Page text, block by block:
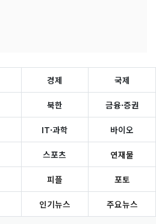
경제 국제
북한 금융·증권
IT·과학 바이오
스포츠 연재물
피플 포토
인기뉴스 주요뉴스